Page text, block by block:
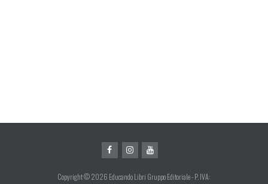
Copyright © 2026 Educando Libri Gruppo Editoriale - P. IVA: